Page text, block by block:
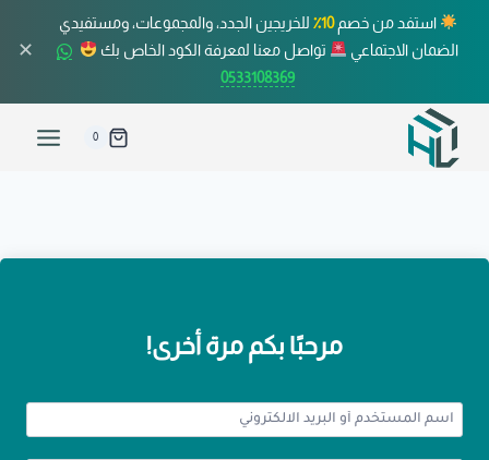
استفد من خصم10٪
للخريجين الجدد، والمجموعات، ومستفيدي
الضمان الاجتماعي
تواصل معنا لمعرفة الكود الخاص بك
0533108369
✕
0
مرحبًا بكم مرة أخرى!